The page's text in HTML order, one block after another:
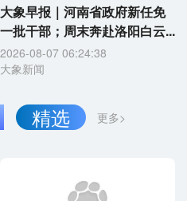
大象早报｜河南省政府新任免
一批干部；周末奔赴洛阳白云...
2026-08-07 06:24:38
大象新闻
更多>
精选